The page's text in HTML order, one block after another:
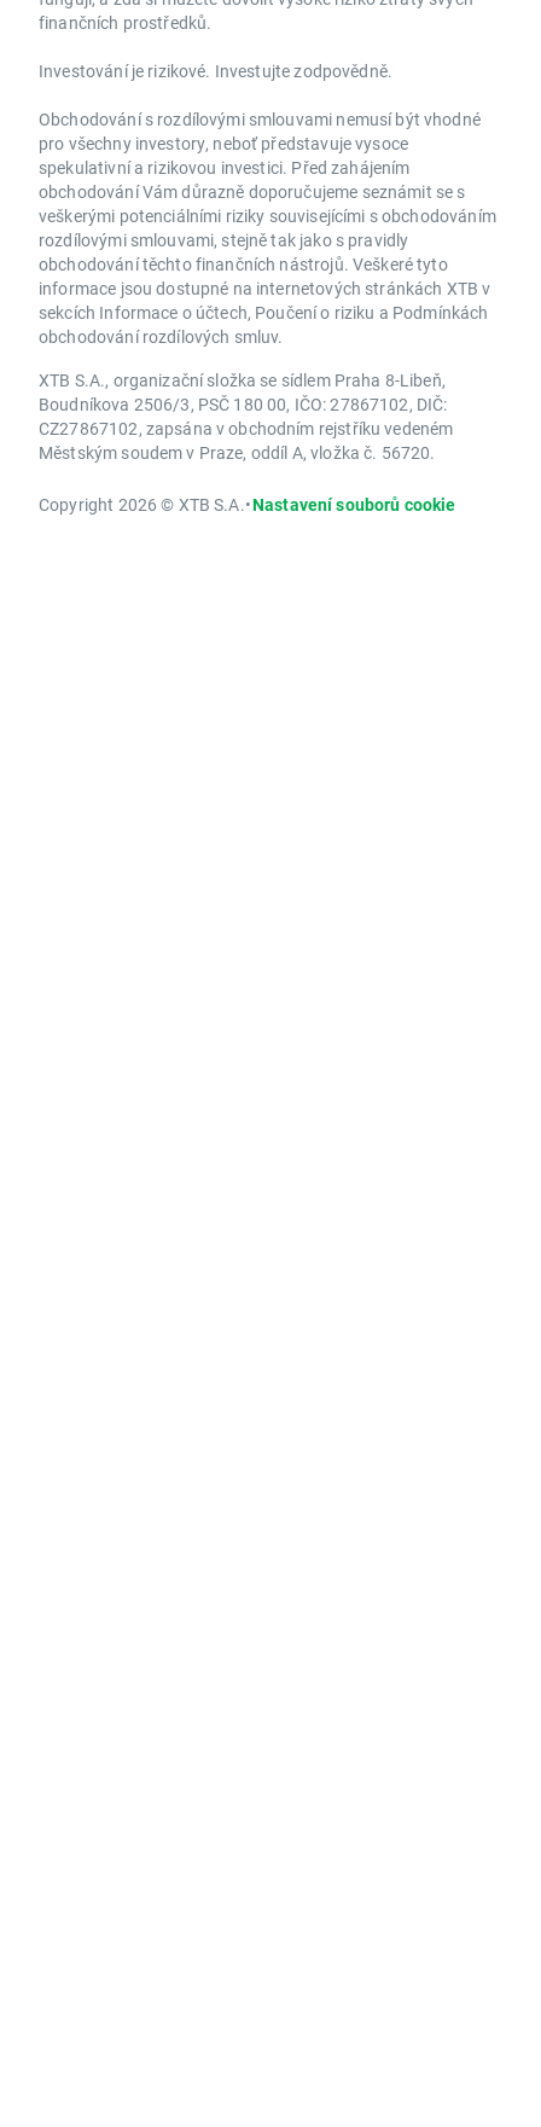
finančních prostředků.
Investování je rizikové. Investujte zodpovědně.
Obchodování s rozdílovými smlouvami nemusí být vhodné
pro všechny investory, neboť představuje vysoce
spekulativní a rizikovou investici. Před zahájením
obchodování Vám důrazně doporučujeme seznámit se s
veškerými potenciálními riziky souvisejícími s obchodováním
rozdílovými smlouvami, stejně tak jako s pravidly
obchodování těchto finančních nástrojů. Veškeré tyto
informace jsou dostupné na internetových stránkách XTB v
sekcích Informace o účtech, Poučení o riziku a Podmínkách
obchodování rozdílových smluv.
XTB S.A., organizační složka se sídlem Praha 8-Libeň,
Boudníkova 2506/3, PSČ 180 00, IČO: 27867102, DIČ:
CZ27867102, zapsána v obchodním rejstříku vedeném
Městským soudem v Praze, oddíl A, vložka č. 56720.
Copyright 2026 © XTB S.A.•Nastavení souborů cookie